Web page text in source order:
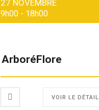
27 NOVEMBRE
9h00 - 18h00
ArboréFlore
VOIR LE DÉTAIL